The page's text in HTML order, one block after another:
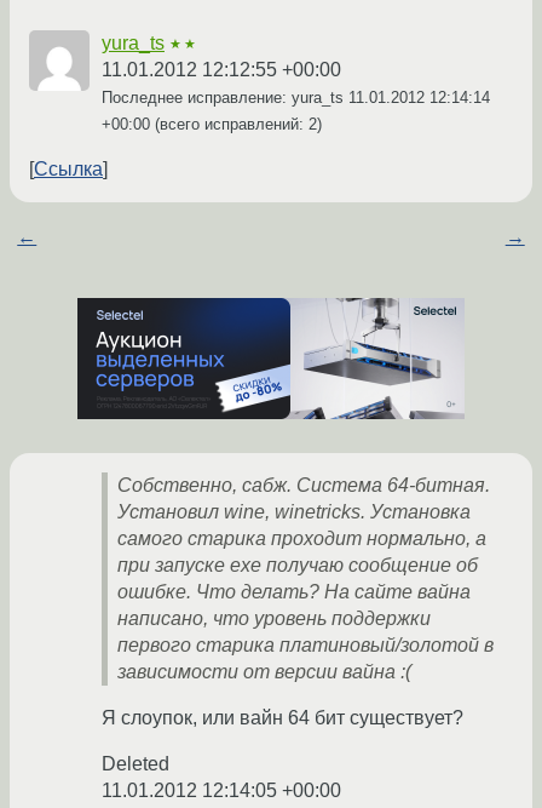
yura_ts ★★
11.01.2012 12:12:55 +00:00
Последнее исправление: yura_ts 11.01.2012 12:14:14
+00:00 (всего исправлений: 2)
Ссылка
← →
Собственно, сабж. Система 64-битная.
Установил wine, winetricks. Установка
самого старика проходит нормально, а
при запуске exe получаю сообщение об
ошибке. Что делать? На сайте вайна
написано, что уровень поддержки
первого старика платиновый/золотой в
зависимости от версии вайна :(
Я слоупок, или вайн 64 бит существует?
Deleted
11.01.2012 12:14:05 +00:00